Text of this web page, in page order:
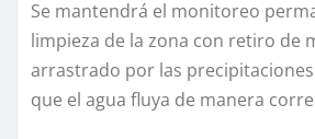
Se mantendrá el monitoreo
limpieza de la zona con retiro de
arrastrado por las
que el agua fluya de manera